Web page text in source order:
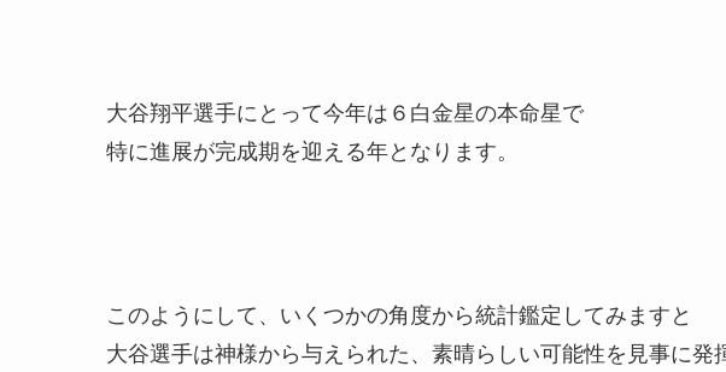
大谷翔平選手にとって今年は６白金星の本命星で
特に進展が完成期を迎える年となります。
このようにして、いくつかの角度から統計鑑定してみますと
大谷選手は神様から与えられた、素晴らしい可能性を見事に発